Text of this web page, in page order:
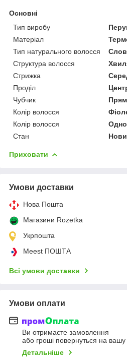
Основні
Тип виробу
Матеріал
Тип натурального волосся
Структура волосся
Стрижка
Проділ
Чубчик
Колір волосся
Колір волосся
Стан
Приховати
Умови доставки
Нова Пошта
Магазини Rozetka
Укрпошта
Meest ПОШТА
Всі умови доставки
Умови оплати
Ви отримаєте замовлення
або гроші повернуться на вашу
Детальніше